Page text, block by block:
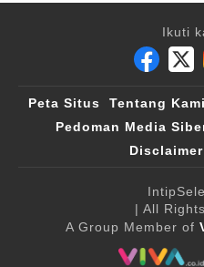
Ikuti
Peta Situs Tentang Kami
Pedoman Media
Disclaimer
| All
A Group Member of